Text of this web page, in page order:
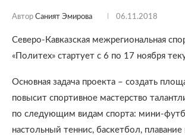
Автор Саният Эмирова 06.11.2018
Северо-Кавказская межрегиональная
«Политех» стартует с 6 по 17 ноября
Основная задача проекта – создать
повысит спортивное мастерство
по следующим видам спорта: мини-
настольный теннис, баскетбол,